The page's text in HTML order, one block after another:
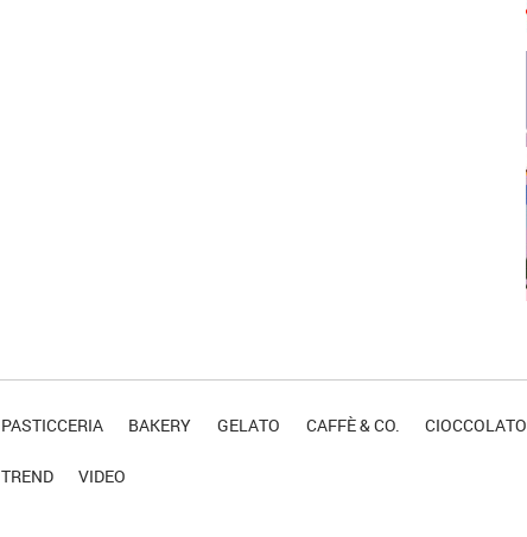
PASTICCERIA BAKERY GELATO CAFFÈ & CO. CIOCCOLATO
TREND VIDEO